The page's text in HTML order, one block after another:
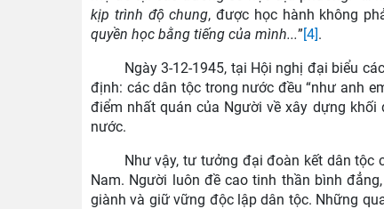
kịp trình độ chung, được học hành không
quyền học bằng tiếng của mình...”[4].
Ngày 3-12-1945, tại Hội nghị đại biểu
định: các dân tộc trong nước đều “như anh
điểm nhất quán của Người về xây dựng
nước.
Như vậy, tư tưởng đại đoàn kết dân tộc
Nam. Người luôn đề cao tinh thần bình
giành và giữ vững độc lập dân tộc. Những